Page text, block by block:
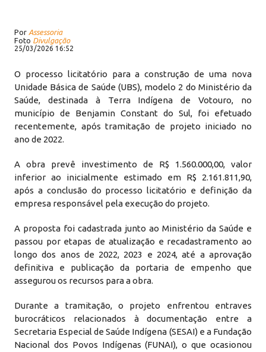
Por Assessoria
Foto Divulgação
25/03/2026 16:52
O processo licitatório para a construção de uma nova
Unidade Básica de Saúde (UBS), modelo 2 do Ministério da
Saúde, destinada à Terra Indígena de Votouro, no
município de Benjamin Constant do Sul, foi efetuado
recentemente, após tramitação de projeto iniciado no
ano de 2022.
A obra prevê investimento de R$ 1.560.000,00, valor
inferior ao inicialmente estimado em R$ 2.161.811,90,
após a conclusão do processo licitatório e definição da
empresa responsável pela execução do projeto.
A proposta foi cadastrada junto ao Ministério da Saúde e
passou por etapas de atualização e recadastramento ao
longo dos anos de 2022, 2023 e 2024, até a aprovação
definitiva e publicação da portaria de empenho que
assegurou os recursos para a obra.
Durante a tramitação, o projeto enfrentou entraves
burocráticos relacionados à documentação entre a
Secretaria Especial de Saúde Indígena (SESAI) e a Fundação
Nacional dos Povos Indígenas (FUNAI), o que ocasionou